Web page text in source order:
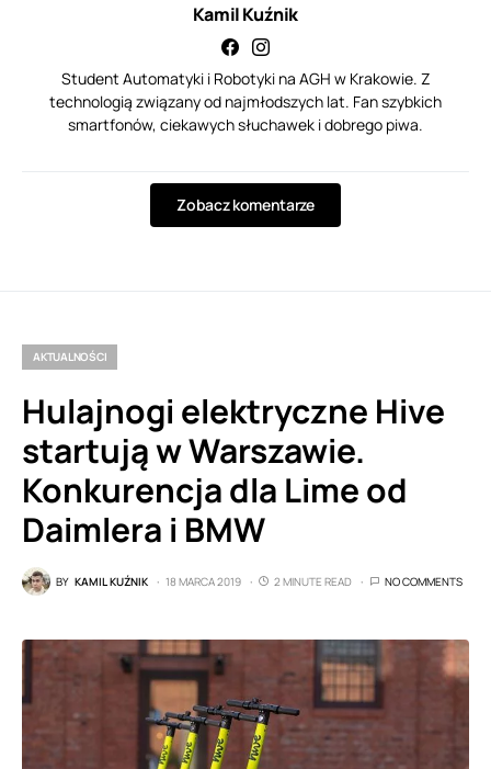
Kamil Kuźnik
Student Automatyki i Robotyki na AGH w Krakowie. Z
technologią związany od najmłodszych lat. Fan szybkich
smartfonów, ciekawych słuchawek i dobrego piwa.
Zobacz komentarze
AKTUALNOŚCI
Hulajnogi elektryczne Hive
startują w Warszawie.
Konkurencja dla Lime od
Daimlera i BMW
BY KAMIL KUŹNIK 18 MARCA 2019 2 MINUTE READ NO COMMENTS